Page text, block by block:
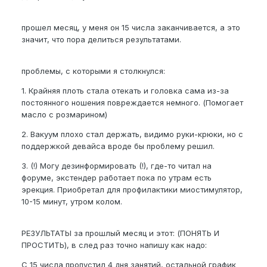
прошел месяц, у меня он 15 числа заканчивается, а это
значит, что пора делиться результатами.
проблемы, с которыми я столкнулся:
1. Крайняя плоть стала отекать и головка сама из-за
постоянного ношения повреждается немного. (Помогает
масло с розмарином)
2. Вакуум плохо стал держать, видимо руки-крюки, но с
поддержкой девайса вроде бы проблему решил.
3. (!) Могу дезинформировать (!), где-то читал на
форуме, экстендер работает пока по утрам есть
эрекция. Приобретал для профилактики миостимулятор,
10-15 минут, утром колом.
РЕЗУЛЬТАТЫ за прошлый месяц и этот: (ПОНЯТЬ И
ПРОСТИТЬ), в след раз точно напишу как надо:
С 15 числа пропустил 4 дня занятий, остальной график